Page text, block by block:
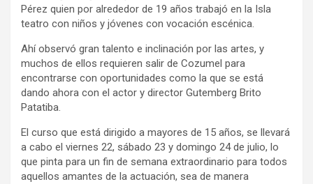
Pérez quien por alrededor de 19 años trabajó en la Isla
teatro con niños y jóvenes con vocación escénica.
Ahí observó gran talento e inclinación por las artes, y
muchos de ellos requieren salir de Cozumel para
encontrarse con oportunidades como la que se está
dando ahora con el actor y director Gutemberg Brito
Patatiba.
El curso que está dirigido a mayores de 15 años, se llevará
a cabo el viernes 22, sábado 23 y domingo 24 de julio, lo
que pinta para un fin de semana extraordinario para todos
aquellos amantes de la actuación, sea de manera